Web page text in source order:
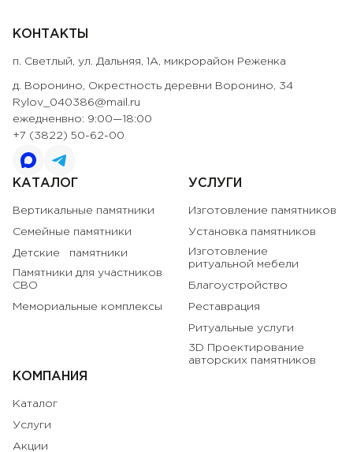
КОМПАНИЯ
Каталог
Услуги
Акции
КАТАЛОГ
Вертикальные памятники
Семейные памятники
Детские памятники
Памятники для участников
СВО
Мемориальные комплексы
УСЛУГИ
Изготовление памятников
Установка памятников
Изготовление
ритуальной мебели
Благоустройство
Реставрация
Ритуальные услуги
3D Проектирование
авторских памятников
КОНТАКТЫ
п. Светлый, ул. Дальняя, 1А, микрорайон Реженка
д. Воронино, ​Окрестность деревни Воронино, 34
Rylov_040386@mail.ru
ежедненвно: 9:00—18:00
+7 (3822) 50-62-00